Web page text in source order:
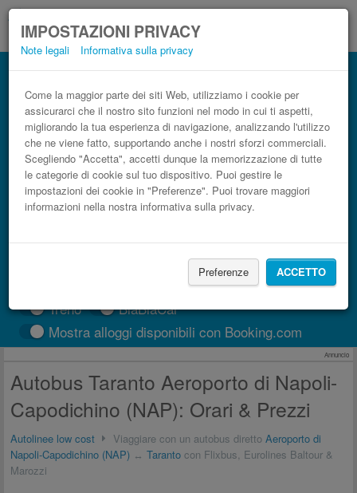
IMPOSTAZIONI PRIVACY
Note legali Informativa sulla privacy
Come la maggior parte dei siti Web, utilizziamo i cookie per
assicurarci che il nostro sito funzioni nel modo in cui ti aspetti,
migliorando la tua esperienza di navigazione, analizzando l'utilizzo
che ne viene fatto, supportando anche i nostri sforzi commerciali.
Scegliendo "Accetta", accetti dunque la memorizzazione di tutte
le categorie di cookie sul tuo dispositivo. Puoi gestire le
impostazioni dei cookie in "Preferenze". Puoi trovare maggiori
informazioni nella nostra informativa sulla privacy.
Preferenze ACCETTO
Autobus Aeroporto di Napoli-Capodichino
(NAP) Taranto low cost
Prenota il biglietto del pullman più economico
CERCA LE CORSE
Treno
BlaBlaCar
Mostra alloggi disponibili con Booking.com
Annuncio
Autobus Taranto Aeroporto di Napoli-
Capodichino (NAP): Orari & Prezzi
Autolinee low cost Viaggiare con un autobus diretto Aeroporto di
Napoli-Capodichino (NAP) ↔ Taranto con Flixbus, Eurolines Baltour &
Marozzi